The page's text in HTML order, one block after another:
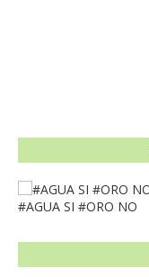
#AGUA SI #ORO NO